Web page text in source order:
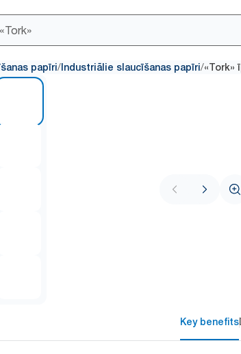
papīri/ Industriālie slaucīšanas papīri/«Tork»
Key benefits